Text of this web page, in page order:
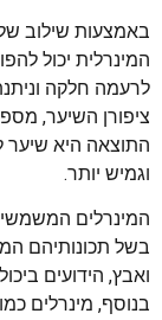
באמצעות שילוב
המינרלית יכול
לרעמה חלקה
ציפורן השיער,
התוצאה היא שיער
וגמיש יותר.
המינרלים
בשל תכונותיהם
ואבץ, הידועים
בנוסף, מינרלים